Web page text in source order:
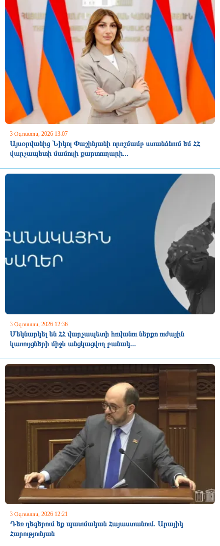
3 Օգոստոս, 2026 13:07
Այսօրվանից Նիկոլ Փաշինյանի որոշմամբ ստանձնում եմ ՀՀ
վարչապետի մամուլի քարտուղարի...
3 Օգոստոս, 2026 12:36
Մեկնարկել են ՀՀ վարչապետի հովանու ներքո ուժային
կառույցների միջև անցկացվող բանակ...
3 Օգոստոս, 2026 12:21
Դեռ դեգերում եք պատմական Հայաստանում. Արայիկ
Հարությունյան